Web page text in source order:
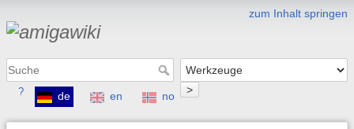
zum Inhalt springen
>
? de en no